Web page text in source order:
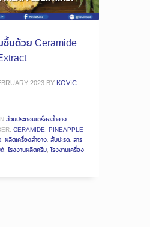
ชื้นด้วย Ceramide
2023 BY KOVIC
ส่วนประกอบเครื่องสำอาง
CERAMIDE, PINEAPPLE
, ผลิตเครื่องสำอาง, สับปะรด, สาร
, โรงงานผลิตครีม, โรงงานเครื่อง